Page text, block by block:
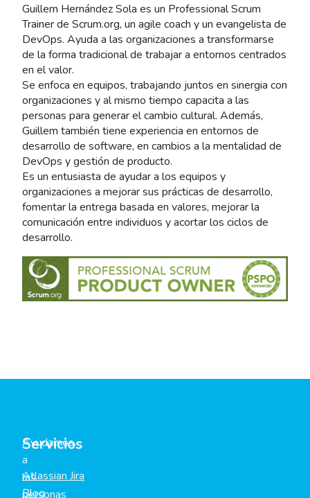
Guillem Hernández Sola es un Professional Scrum
Trainer de Scrum.org, un agile coach y un evangelista de
DevOps. Ayuda a las organizaciones a transformarse
de la forma tradicional de trabajar a entornos centrados
en el valor.
Se enfoca en equipos, trabajando juntos en sinergia con
organizaciones y al mismo tiempo capacita a las
personas para generar el cambio cultural. Además,
Guillem también tiene experiencia en entornos de
desarrollo de software, en cambios a la mentalidad de
DevOps y gestión de producto.
Es un entusiasta de ayudar a los equipos y
organizaciones a mejorar sus prácticas de desarrollo,
fomentar la entrega basada en valores, mejorar la
comunicación entre individuos y acortar los ciclos de
desarrollo.
Ayudamos
a
las
personas
Servicios
Atlassian Jira
Blog